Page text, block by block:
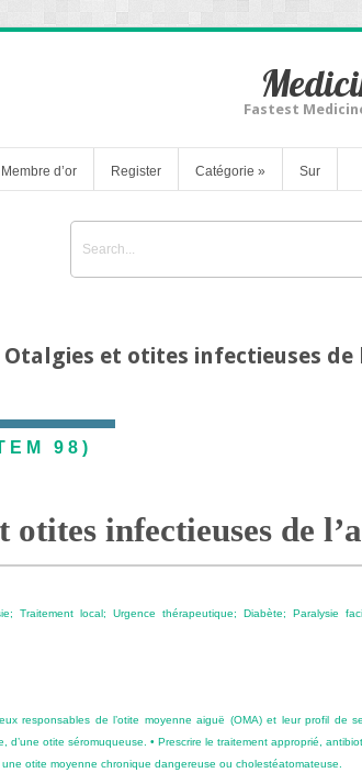
Fastest
Membre d’or Register Catégorie » Sur
Otalgies et otites infectieuses de
98)
otites infectieuses de
Traitement local; Urgence thérapeutique; Diabète; Paralysie
responsables de l’otite moyenne aiguë (OMA) et leur profil de
d’une otite séromuqueuse. • Prescrire le traitement approprié,
une otite moyenne chronique dangereuse ou cholestéatomateuse.